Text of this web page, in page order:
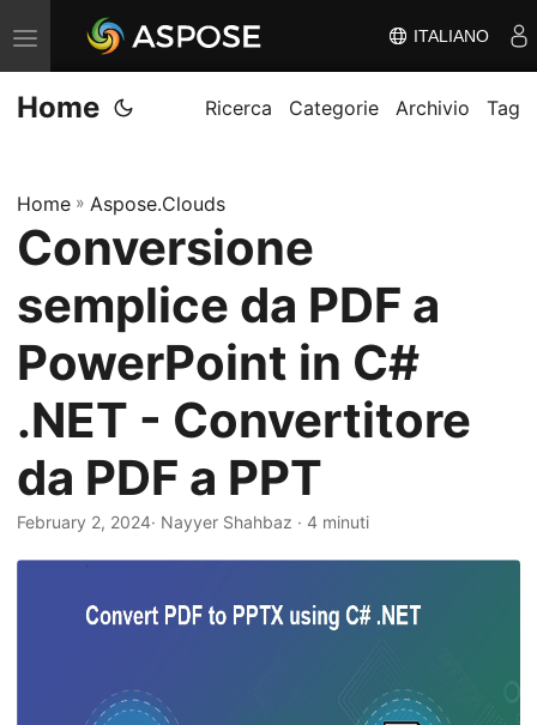
V
ä
x
n
a
i
g
e
i
n
g
ITALIANO
Home Ricerca Categorie Archivio Tag
Home » Aspose.Clouds
Conversione
semplice da PDF a
PowerPoint in C#
.NET - Convertitore
da PDF a PPT
February 2, 2024· Nayyer Shahbaz · 4 minuti